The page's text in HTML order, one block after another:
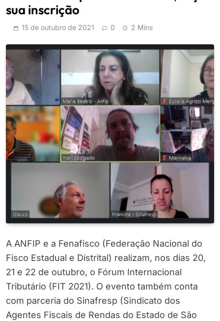
sua inscrição
15 de outubro de 2021 0 2 Mins
A ANFIP e a Fenafisco (Federação Nacional do
Fisco Estadual e Distrital) realizam, nos dias 20,
21 e 22 de outubro, o Fórum Internacional
Tributário (FIT 2021). O evento também conta
com parceria do Sinafresp (Sindicato dos
Agentes Fiscais de Rendas do Estado de São